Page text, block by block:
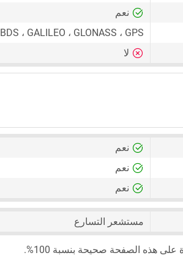
نعم
BDS ، GALILEO ، GLONASS ، GPS
لا
نعم
نعم
نعم
مستشعر التسارع
هذه الصفحة صحيحة بنسبة 100%.